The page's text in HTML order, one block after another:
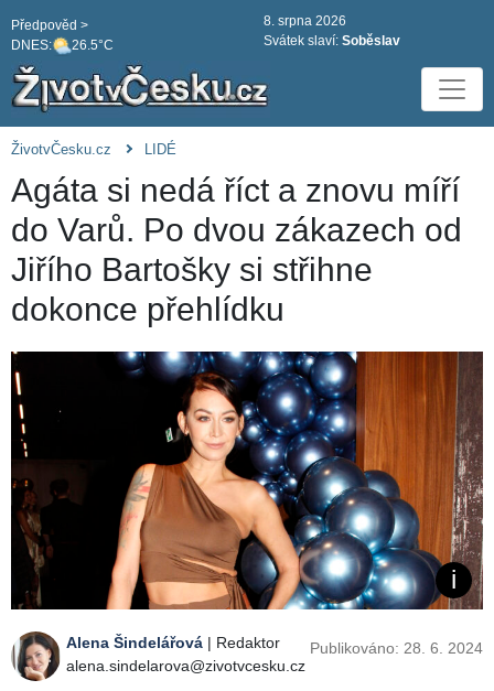
DNES: 26.5°C
Předpověd >
8. srpna 2026
Svátek slaví: Soběslav
ŽivotvČesku.cz LIDÉ
Agáta si nedá říct a znovu míří
do Varů. Po dvou zákazech od
Jiřího Bartošky si střihne
dokonce přehlídku
Alena Šindelářová | Redaktor
alena.sindelarova@zivotvcesku.cz
Publikováno: 28. 6. 2024